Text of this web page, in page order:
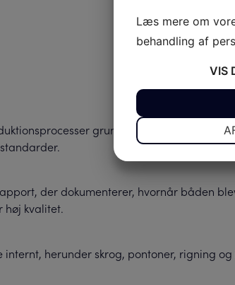
grundige evalueringer af
der dokumenterer, hvornår båden
høj kvalitet.
herunder skrog, pontoner, rigning
Læs mere om
behandling af
VIS